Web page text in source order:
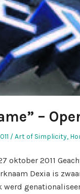
–
Posted
Art of Simplicity,
oktober 2011
Dexia is